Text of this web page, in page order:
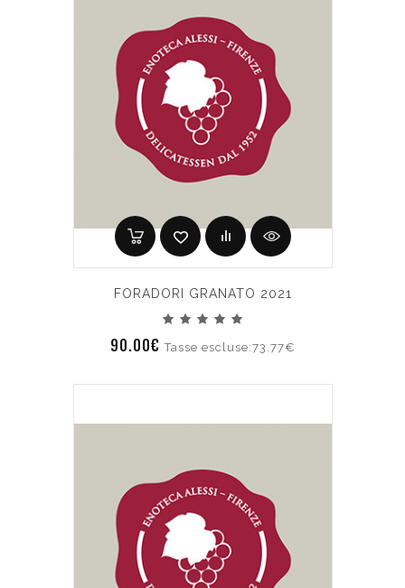
FORADORI GRANATO 2021
90.00€Tasse escluse:73.77€